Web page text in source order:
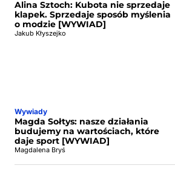
Alina Sztoch: Kubota nie sprzedaje
klapek. Sprzedaje sposób myślenia
o modzie [WYWIAD]
Jakub Kłyszejko
Wywiady
Magda Sołtys: nasze działania
budujemy na wartościach, które
daje sport [WYWIAD]
Magdalena Bryś